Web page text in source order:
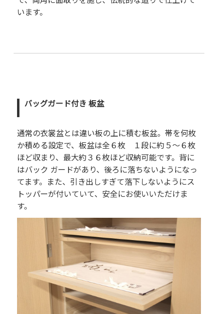
います。
バッグガード付き 板盆
通常の衣裳盆とは違い板の上に積む板盆。帯を何枚
か積める設定で、板盆は全６枚 １段に約５～６枚
ほど収まり、最大約３６枚ほど収納可能です。背に
はバック ガードがあり、後ろに落ちないようになっ
てます。また、引き出しすぎて落下しないようにス
トッパーが付いていて、安全にお使いいただけま
す。